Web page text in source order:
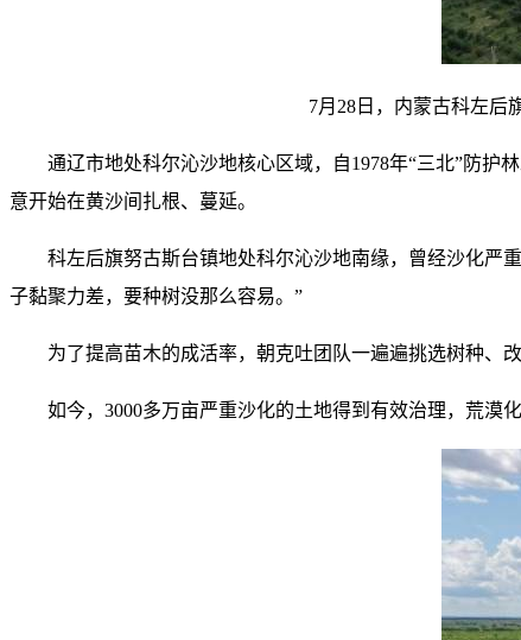
7月28日，内蒙古科左后
通辽市地处科尔沁沙地核心区域，自1978年“三北”防护
意开始在黄沙间扎根、蔓延。
科左后旗努古斯台镇地处科尔沁沙地南缘，曾经沙化严
子黏聚力差，要种树没那么容易。”
为了提高苗木的成活率，朝克吐团队一遍遍挑选树种、
如今，3000多万亩严重沙化的土地得到有效治理，荒漠